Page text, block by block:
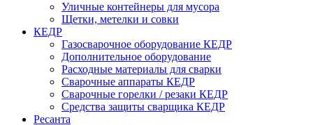
Уличные контейнеры для мусора
Щетки, метелки и совки
КЕДР
Газосварочное оборудование КЕДР
Дополнительное оборудование
Расходные материалы для сварки
Сварочные аппараты КЕДР
Сварочные горелки / резаки КЕДР
Средства защиты сварщика КЕДР
Ресанта